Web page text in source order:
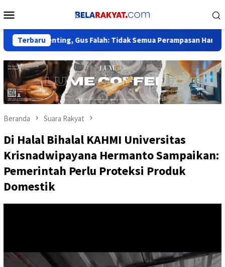
ke
Mobile
TerbaruGus Falah: Tidak Semua Perampasan Harus Tunggu
Beranda Suara Rakyat
Di Halal Bihalal KAHMI Universitas
Krisnadwipayana Hermanto Sampaikan:
Pemerintah Perlu Proteksi Produk
Domestik